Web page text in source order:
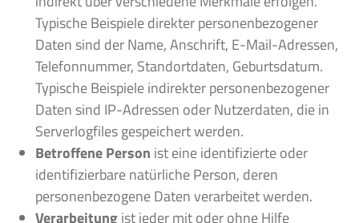
Typische Beispiele direkter personenbezogener
Daten sind der Name, Anschrift, E-Mail-Adressen,
Telefonnummer, Standortdaten, Geburtsdatum.
Typische Beispiele indirekter personenbezogener
Daten sind IP-Adressen oder Nutzerdaten, die in
Serverlogfiles gespeichert werden.
Betroffene Person ist eine identifizierte oder
identifizierbare natürliche Person, deren
personenbezogene Daten verarbeitet werden.
Verarbeitungist jeder mit oder ohne Hilfe